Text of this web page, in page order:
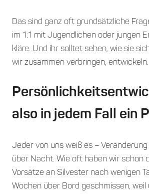
Das sind ganz oft grundsätzliche
im 1:1 mit Jugendlichen oder jungen
kläre. Und ihr solltet sehen, wie sie
wir zusammen verbringen, entwickeln.
also in jedem Fall ein
Jeder von uns weiß es –
über Nacht. Wie oft haben wir schon
Vorsätze an Silvester nach wenigen
Wochen über Bord geschmissen, weil